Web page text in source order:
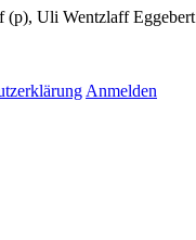
(p), Uli Wentzlaff Eggebert
Anmelden